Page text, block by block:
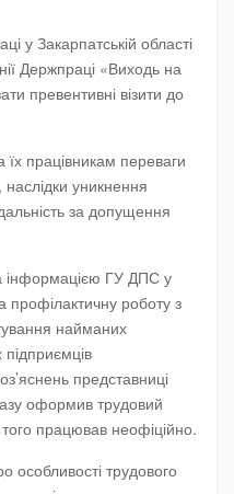
у Закарпатській області
Держпраці «Виходь на
превентивні візити до
працівникам переваги
уникнення
за допущення
інформацією ГУ ДПС у
профілактичну роботу з
найманих
підприємців
представниці
оформив трудовий
працював неофіційно.
особливості трудового